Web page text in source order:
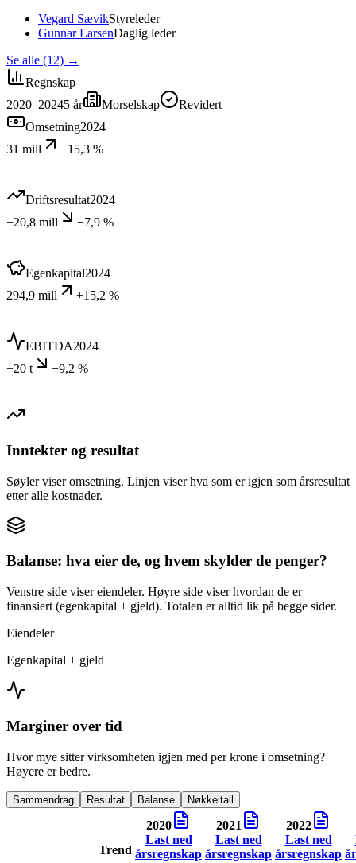
Vegard SævikStyreleder
Gunnar LarsenDaglig leder
Se alle (12) →
Regnskap
2020–20245 år Morselskap
Revidert
Omsetning2024
31 mill
+15,3 %
Driftsresultat2024
−20,8 mill
−7,9 %
Egenkapital2024
294,9 mill
+15,2 %
EBITDA2024
−20 t
−9,2 %
Inntekter og resultat
Søyler viser omsetning. Linjen viser hva som er igjen som årsresultat
etter alle kostnader.
Balanse: hva eier de, og hvem skylder de penger?
Venstre side viser eiendeler. Høyre side viser hvordan de er
finansiert (egenkapital + gjeld). Totalen er alltid lik på begge sider.
Eiendeler
Egenkapital + gjeld
Marginer over tid
Hvor mye sitter virksomheten igjen med per krone i omsetning?
Høyere er bedre.
Sammendrag Resultat Balanse Nøkkeltall
Trend
2020
Last ned
årsregnskap
2021
Last ned
årsregnskap
2022
Last ned
årsregnskap